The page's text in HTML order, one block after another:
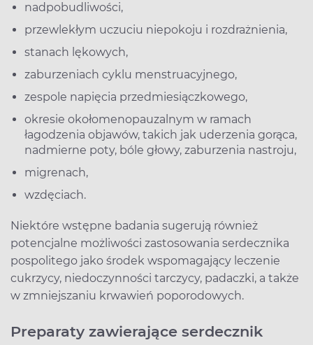
nadpobudliwości,
przewlekłym uczuciu niepokoju i rozdrażnienia,
stanach lękowych,
zaburzeniach cyklu menstruacyjnego,
zespole napięcia przedmiesiączkowego,
okresie okołomenopauzalnym w ramach
łagodzenia objawów, takich jak uderzenia gorąca,
nadmierne poty, bóle głowy, zaburzenia nastroju,
migrenach,
wzdęciach.
Niektóre wstępne badania sugerują również
potencjalne możliwości zastosowania serdecznika
pospolitego jako środek wspomagający leczenie
cukrzycy, niedoczynności tarczycy, padaczki, a także
w zmniejszaniu krwawień poporodowych.
Preparaty zawierające serdecznik